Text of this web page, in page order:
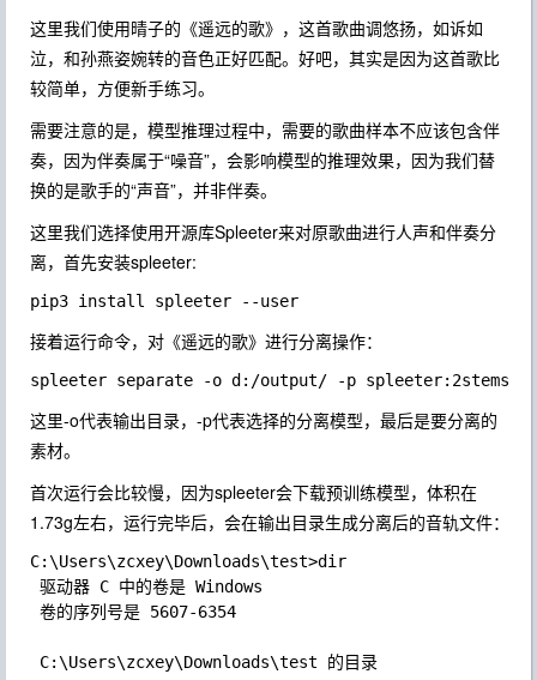
这里我们使用晴子的《遥远的歌》，这首歌曲调悠扬，如诉如
泣，和孙燕姿婉转的音色正好匹配。好吧，其实是因为这首歌比
较简单，方便新手练习。
需要注意的是，模型推理过程中，需要的歌曲样本不应该包含伴
奏，因为伴奏属于“噪音”，会影响模型的推理效果，因为我们替
换的是歌手的“声音”，并非伴奏。
这里我们选择使用开源库Spleeter来对原歌曲进行人声和伴奏分
离，首先安装spleeter:
接着运行命令，对《遥远的歌》进行分离操作：
这里-o代表输出目录，-p代表选择的分离模型，最后是要分离的
素材。
首次运行会比较慢，因为spleeter会下载预训练模型，体积在
1.73g左右，运行完毕后，会在输出目录生成分离后的音轨文件：
C:\Users\zcxey\Downloads\test>dir
驱动器 C 中的卷是 Windows
卷的序列号是 5607-6354
C:\Users\zcxey\Downloads\test 的目录